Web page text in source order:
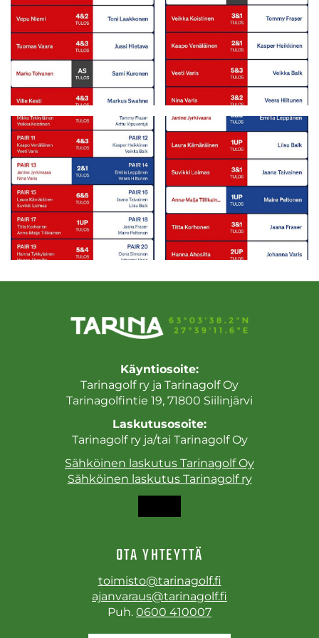
Käyntiosoite:
Tarinagolf ry ja Tarinagolf Oy
Tarinagolfintie 19, 71800 Siilinjärvi
Laskutusosoite:
Tarinagolf ry ja/tai Tarinagolf Oy
Sähköinen laskutus Tarinagolf Oy
Sähköinen laskutus Tarinagolf ry
OTA YHTEYTTÄ
toimisto@tarinagolf.fi
ajanvaraus@tarinagolf.fi
Puh. 0600 410007